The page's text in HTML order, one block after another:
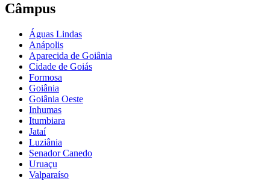
Câmpus
Águas Lindas
Anápolis
Aparecida de Goiânia
Cidade de Goiás
Formosa
Goiânia
Goiânia Oeste
Inhumas
Itumbiara
Jataí
Luziânia
Senador Canedo
Uruaçu
Valparaíso